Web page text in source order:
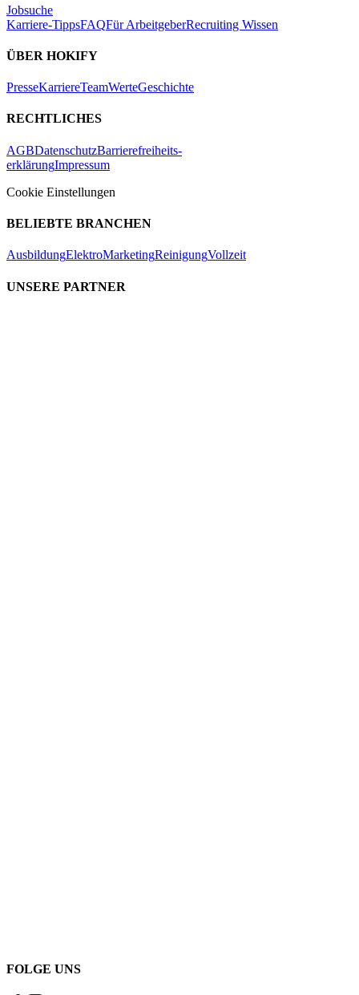
Jobsuche
Karriere-TippsFAQFür ArbeitgeberRecruiting Wissen
ÜBER HOKIFY
PresseKarriereTeamWerteGeschichte
RECHTLICHES
AGBDatenschutzBarrierefreiheits-
erklärungImpressum
Cookie Einstellungen
BELIEBTE BRANCHEN
AusbildungElektroMarketingReinigungVollzeit
UNSERE PARTNER
FOLGE UNS